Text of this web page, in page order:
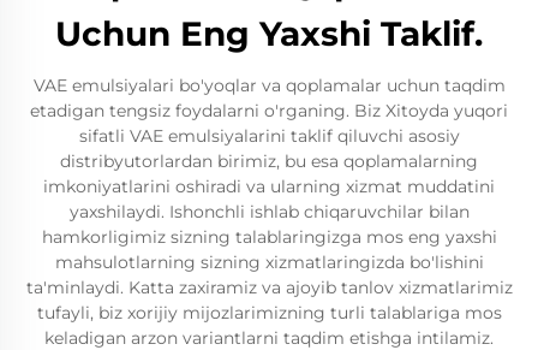
Uchun Eng Yaxshi Taklif.
VAE emulsiyalari bo'yoqlar va qoplamalar uchun taqdim
etadigan tengsiz foydalarni o'rganing. Biz Xitoyda yuqori
sifatli VAE emulsiyalarini taklif qiluvchi asosiy
distribyutorlardan birimiz, bu esa qoplamalarning
imkoniyatlarini oshiradi va ularning xizmat muddatini
yaxshilaydi. Ishonchli ishlab chiqaruvchilar bilan
hamkorligimiz sizning talablaringizga mos eng yaxshi
mahsulotlarning sizning xizmatlaringizda bo'lishini
ta'minlaydi. Katta zaxiramiz va ajoyib tanlov xizmatlarimiz
tufayli, biz xorijiy mijozlarimizning turli talablariga mos
keladigan arzon variantlarni taqdim etishga intilamiz.